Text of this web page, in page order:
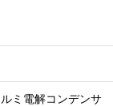
ミ電解コンデンサ